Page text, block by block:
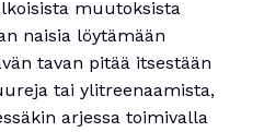
muutoksista
naisia löytämään
tavan pitää itsestään
tai ylitreenaamista,
arjessa toimivalla